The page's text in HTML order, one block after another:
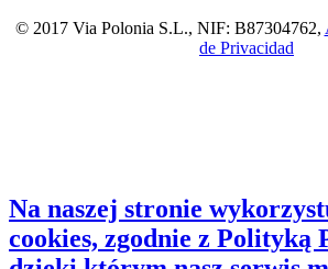
© 2017 Via Polonia S.L., NIF: B87304762,
de Privacidad
Na naszej stronie
cookies, zgodnie z Polityką